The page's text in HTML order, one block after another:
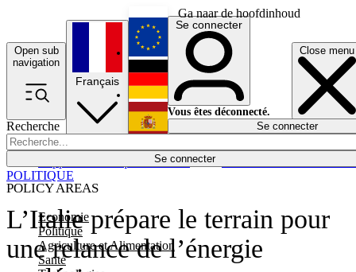
Ga naar de hoofdinhoud
Open sub
navigation
Close menu
Recherche
Se connecter
POLICY AREAS
Economie
Politique
Agriculture et Alimentation
Santé
Économie
Français
English
Deutsch
Español
Se connecter
Vous êtes déconnecté.
Se connecter
L’Italie prépare le terrain pour
une relance de l’énergie
POLITIQUE